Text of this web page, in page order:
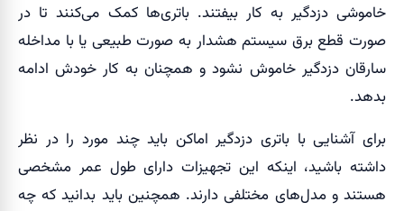
خاموشی دزدگیر به کار بیفتند. باتری‌ها کمک می‌کنند تا در
صورت قطع برق سیستم هشدار به صورت طبیعی یا با مداخله
سارقان دزدگیر خاموش نشود و همچنان به کار خودش ادامه
بدهد.
برای آشنایی با باتری دزدگیر اماکن باید چند مورد را در نظر
داشته باشید، اینکه این تجهیزات دارای طول عمر مشخصی
هستند و مدل‌های مختلفی دارند. همچنین باید بدانید که چه